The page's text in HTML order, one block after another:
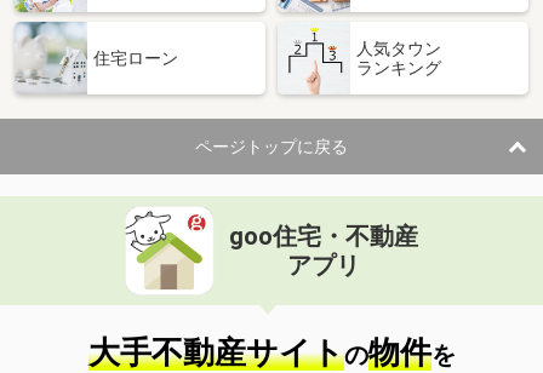
住宅ローン
人気タウン
ランキング
ページトップに戻る
goo住宅・不動産
アプリ
大手不動産サイトの物件を